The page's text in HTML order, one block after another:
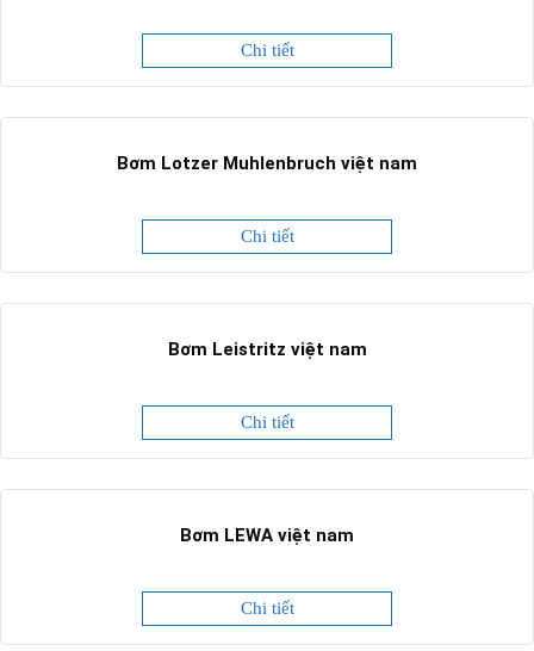
Chi tiết
Bơm Lotzer Muhlenbruch việt nam
Chi tiết
Bơm Leistritz việt nam
Chi tiết
Bơm LEWA việt nam
Chi tiết